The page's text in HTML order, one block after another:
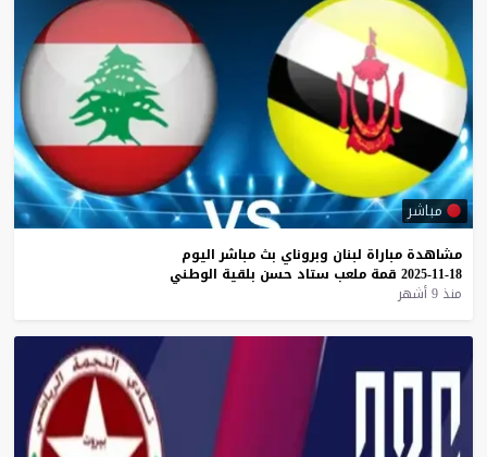
مباشر
مشاهدة مباراة لبنان وبروناي بث مباشر اليوم
18-11-2025
قمة ملعب ستاد حسن بلقية الوطني
منذ 9 أشهر